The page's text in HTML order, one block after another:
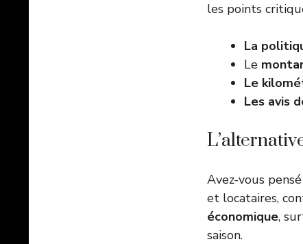
les points
La
Le
Le
Les avis
Avez-vous
et locataires,
économique,
saison.